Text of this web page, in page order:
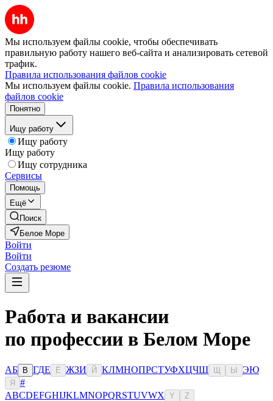
Мы используем файлы cookie, чтобы обеспечивать
правильную работу нашего веб-сайта и анализировать сетевой
трафик.
Правила использования файлов cookie
Мы используем файлы cookie. Правила использования
файлов cookie
Понятно
Ищу работу
Ищу работу
Ищу работу
Ищу сотрудника
Сервисы
Помощь
Ещё
Поиск
Белое Море
Войти
Войти
Создать резюме
Работа и вакансии
по профессии в Белом Море
АБ В ГДЕ Ё ЖЗИ Й КЛМНОПРСТУФХЦЧШ Ы ЭЮ
Я
#
ABCDEFGHIJKLMNOPQRSTUVWX Y Z